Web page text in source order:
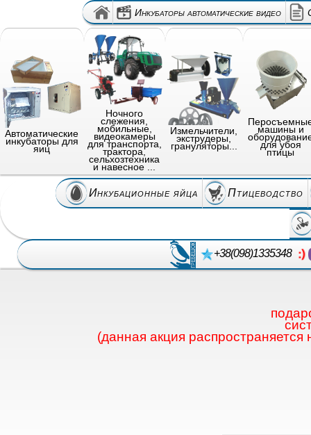
Инкубаторы автоматические видео
Автоматические
инкубаторы для
яиц
Ночного
слежения,
мобильные,
видеокамеры
для транспорта,
трактора,
сельхозтехника
и навесное ...
Измельчители,
экструдеры,
грануляторы...
машины и
для убоя
птицы
Инкубационные яйца Птицеводство
+38(098)1335348
(данная акция